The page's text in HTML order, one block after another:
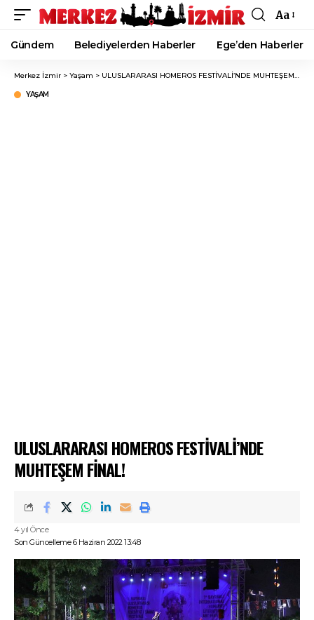
Font
Resizer
Aa
Gündem Belediyelerden Haberler Ege’den Haberler
Merkez İzmir > Yaşam > ULUSLARARASI HOMEROS FESTİVALİ’NDE MUHTEŞEM FİNAL!
YAŞAM
ULUSLARARASI HOMEROS FESTİVALİ’NDE
MUHTEŞEM FİNAL!
Son Güncelleme 6 Haziran 2022 13:48
4 yıl Önce